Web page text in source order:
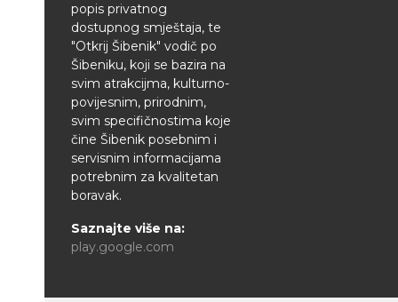
popis privatnog
dostupnog smještaja, te
"Otkrij Šibenik" vodič po
Šibeniku, koji se bazira na
svim atrakcijma, kulturno-
povijesnim, prirodnim,
svim specifičnostima koje
čine Šibenik posebnim i
servisnim informacijama
potrebnim za kvalitetan
boravak.
Saznajte više na:
play.google.com